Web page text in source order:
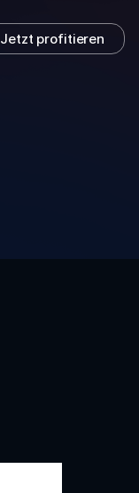
Jetzt profitieren